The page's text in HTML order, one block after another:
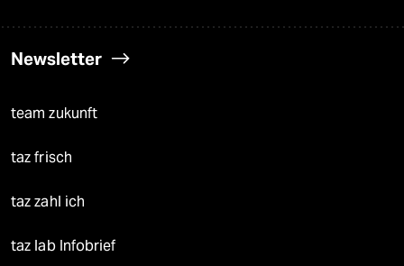
Newsletter
team zukunft
taz frisch
taz zahl ich
taz lab Infobrief